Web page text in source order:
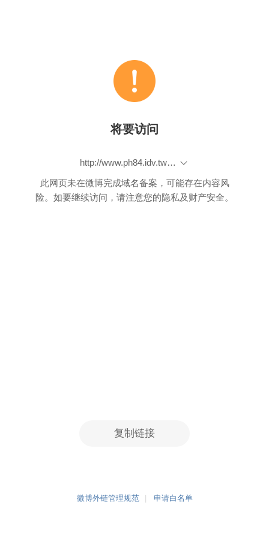
将要访问
http://www.ph84.idv.tw/vbb/showthread.php?t=336806
此网页未在微博完成域名备案，可能存在内容风
险。如要继续访问，请注意您的隐私及财产安全。
复制链接
微博外链管理规范 申请白名单